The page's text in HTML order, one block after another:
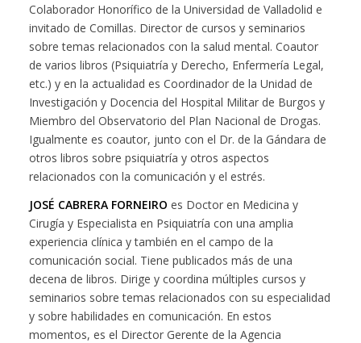
Colaborador Honorífico de la Universidad de Valladolid e
invitado de Comillas. Director de cursos y seminarios
sobre temas relacionados con la salud mental. Coautor
de varios libros (Psiquiatría y Derecho, Enfermería Legal,
etc.) y en la actualidad es Coordinador de la Unidad de
Investigación y Docencia del Hospital Militar de Burgos y
Miembro del Observatorio del Plan Nacional de Drogas.
Igualmente es coautor, junto con el Dr. de la Gándara de
otros libros sobre psiquiatría y otros aspectos
relacionados con la comunicación y el estrés.
JOSÉ CABRERA FORNEIRO es Doctor en Medicina y
Cirugía y Especialista en Psiquiatría con una amplia
experiencia clínica y también en el campo de la
comunicación social. Tiene publicados más de una
decena de libros. Dirige y coordina múltiples cursos y
seminarios sobre temas relacionados con su especialidad
y sobre habilidades en comunicación. En estos
momentos, es el Director Gerente de la Agencia